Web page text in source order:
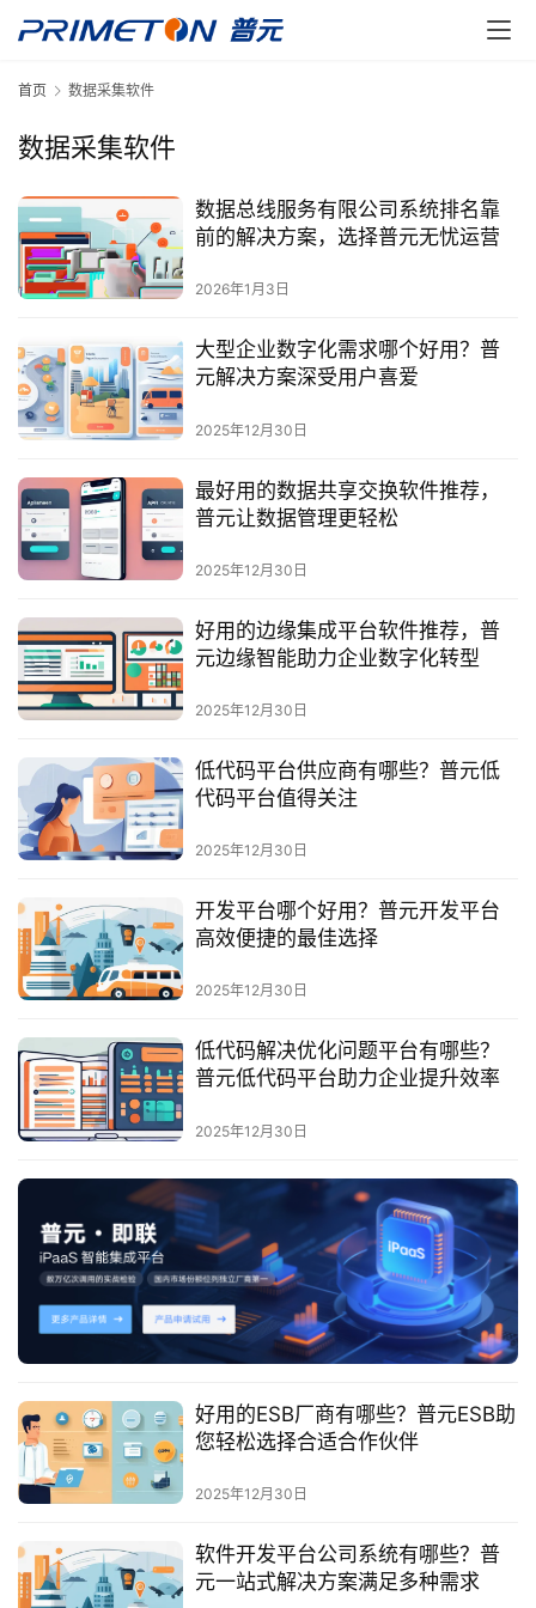
最
动
产
品
决
方
案
生
态
与
合
服
务
与
了
联
系
我
们
首页 数据采集软件
数据采集软件
数据总线服务有限公司系统排名靠
前的解决方案，选择普元无忧运营
2026年1月3日
大型企业数字化需求哪个好用？普
元解决方案深受用户喜爱
2025年12月30日
最好用的数据共享交换软件推荐，
普元让数据管理更轻松
2025年12月30日
好用的边缘集成平台软件推荐，普
元边缘智能助力企业数字化转型
2025年12月30日
低代码平台供应商有哪些？普元低
代码平台值得关注
2025年12月30日
开发平台哪个好用？普元开发平台
高效便捷的最佳选择
2025年12月30日
低代码解决优化问题平台有哪些？
普元低代码平台助力企业提升效率
2025年12月30日
好用的ESB厂商有哪些？普元ESB助
您轻松选择合适合作伙伴
2025年12月30日
软件开发平台公司系统有哪些？普
元一站式解决方案满足多种需求